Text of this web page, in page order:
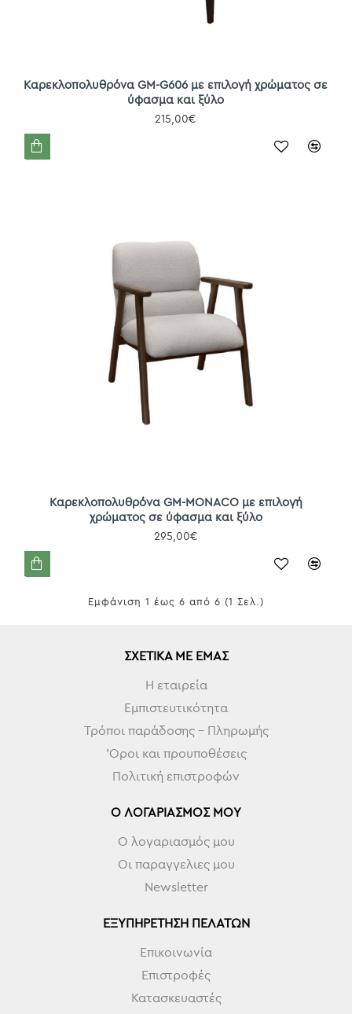
Καρεκλοπολυθρόνα GM-G606 με επιλογή χρώματος σε
ύφασμα και ξύλο
215,00€
Καρεκλοπολυθρόνα GM-MONACO με επιλογή
χρώματος σε ύφασμα και ξύλο
295,00€
Εμφάνιση 1 έως 6 από 6 (1 Σελ.)
ΣΧΕΤΙΚΆ ΜΕ ΕΜΆΣ
Η εταιρεία
Εμπιστευτικότητα
Τρόποι παράδοσης - Πληρωμής
'Οροι και προυποθέσεις
Πολιτική επιστροφών
Ο ΛΟΓΑΡΙΑΣΜΌΣ ΜΟΥ
Ο λογαριασμός μου
Οι παραγγελιες μου
Newsletter
ΕΞΥΠΗΡΈΤΗΣΗ ΠΕΛΑΤΏΝ
Επικοινωνία
Επιστροφές
Κατασκευαστές